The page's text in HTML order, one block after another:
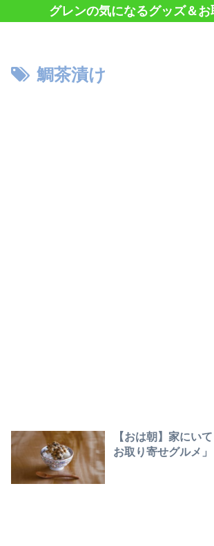
グレンの気になるグッズ＆
鯛茶漬け
【おは朝】家にい
お取り寄せグルメ」